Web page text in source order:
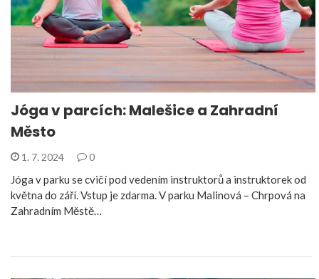
Jóga v parcích: Malešice a Zahradní
Město
1. 7. 2024 0
Jóga v parku se cvičí pod vedením instruktorů a instruktorek od
května do září. Vstup je zdarma. V parku Malinová – Chrpová na
Zahradním Městě…